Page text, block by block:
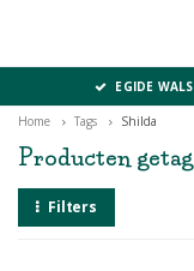
EGIDE
Home Tags Shilda
Producten
Filters